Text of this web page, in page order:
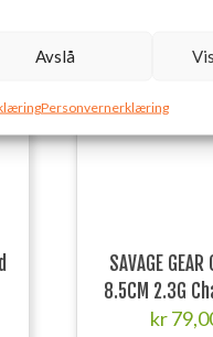
Avslå
Personvernerklæring
SAVAGE
8.5CM 2.3G
kr